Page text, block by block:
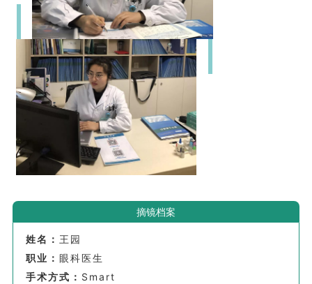
摘镜档案
姓名： 王园
职业： 眼科医生
手术方式： Smart